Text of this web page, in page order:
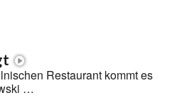
Restaurant kommt es
…